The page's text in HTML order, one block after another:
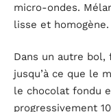
micro-ondes.
lisse et homogène.
Dans un autre
jusqu’à ce que le
le chocolat fondu
progressivement